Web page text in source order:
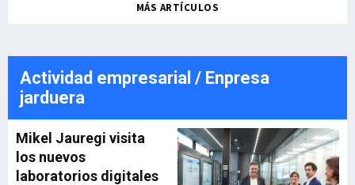
MÁS ARTÍCULOS
Actividad empresarial / Enpresa
jarduera
Mikel Jauregi visita
los nuevos
laboratorios digitales